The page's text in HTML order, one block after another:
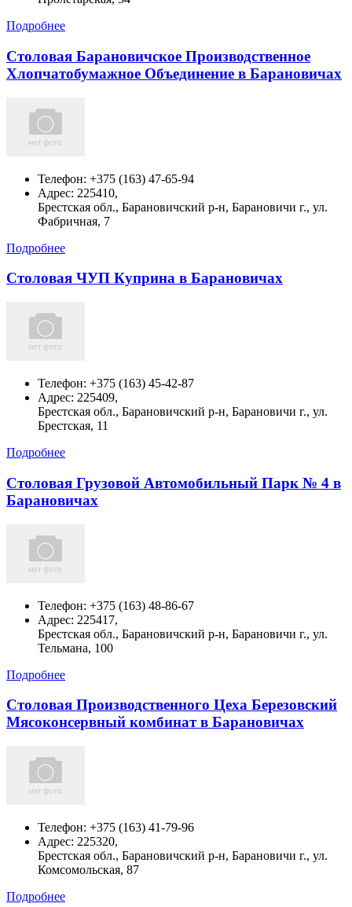
Подробнее
Столовая Барановичское Производственное
Хлопчатобумажное Объединение в Барановичах
Телефон: +375 (163) 47-65-94
Адрес: 225410,
Брестская обл., Барановичский р-н, Барановичи г., ул.
Фабричная, 7
Подробнее
Столовая ЧУП Куприна в Барановичах
Телефон: +375 (163) 45-42-87
Адрес: 225409,
Брестская обл., Барановичский р-н, Барановичи г., ул.
Брестская, 11
Подробнее
Столовая Грузовой Автомобильный Парк № 4 в
Барановичах
Телефон: +375 (163) 48-86-67
Адрес: 225417,
Брестская обл., Барановичский р-н, Барановичи г., ул.
Тельмана, 100
Подробнее
Столовая Производственного Цеха Березовский
Мясоконсервный комбинат в Барановичах
Телефон: +375 (163) 41-79-96
Адрес: 225320,
Брестская обл., Барановичский р-н, Барановичи г., ул.
Комсомольская, 87
Подробнее